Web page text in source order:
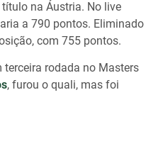
na Áustria. No live
a 790 pontos. Eliminado
com 755 pontos.
rodada no Masters
, furou o quali, mas foi